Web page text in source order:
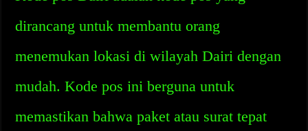
dirancang untuk membantu orang
menemukan lokasi di wilayah Dairi dengan
mudah. Kode pos ini berguna untuk
memastikan bahwa paket atau surat tepat